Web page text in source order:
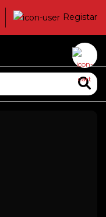
Registar